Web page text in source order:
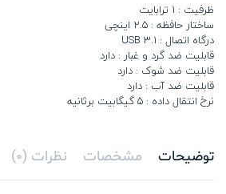
ظرفیت : 1 ترابایت
ساختار حافظه : 2.5 اینچی
درگاه اتصال : USB 3.1
قابلیت ضد گرد و غبار : دارد
قابلیت ضد شوک : دارد
قابلیت ضد آب : دارد
نرخ انتقال داده : 5 گیگابیت برثانیه
توضیحات مشخصات نظرات (0)